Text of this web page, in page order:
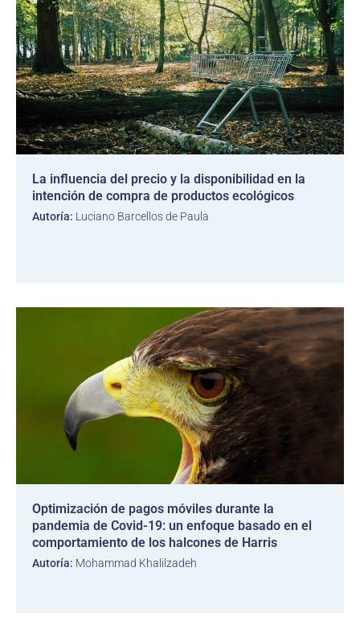
La influencia del precio y la disponibilidad en la
intención de compra de productos ecológicos
Autoría: Luciano Barcellos de Paula
Optimización de pagos móviles durante la
pandemia de Covid-19: un enfoque basado en el
comportamiento de los halcones de Harris
Autoría: Mohammad Khalilzadeh